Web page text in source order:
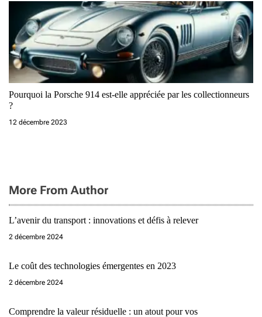
Pourquoi la Porsche 914 est-elle appréciée par les collectionneurs
?
12 décembre 2023
More From Author
L’avenir du transport : innovations et défis à relever
2 décembre 2024
Le coût des technologies émergentes en 2023
2 décembre 2024
Comprendre la valeur résiduelle : un atout pour vos